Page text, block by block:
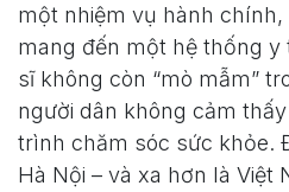
một nhiệm vụ hành
mang đến một hệ thống y
sĩ không còn “mò mẫm”
người dân không cảm
trình chăm sóc sức khỏe.
Hà Nội – và xa hơn là Việt